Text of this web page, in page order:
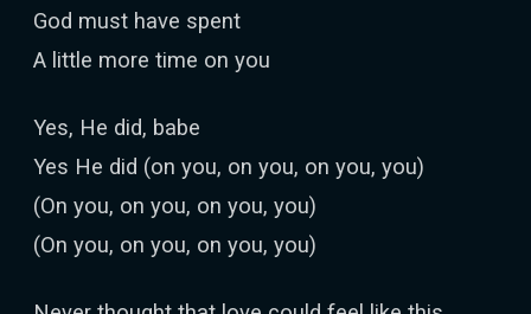
God must have spent
A little more time on you
Yes, He did, babe
Yes He did (on you, on you, on you, you)
(On you, on you, on you, you)
(On you, on you, on you, you)